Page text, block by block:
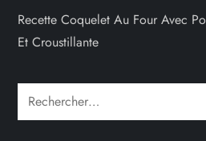
Recette Coquelet Au Four Avec
Et Croustillante
Rechercher :